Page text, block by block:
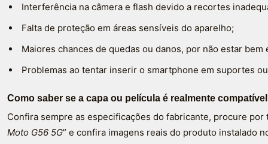
Interferência na câmera e flash devido a recortes
Falta de proteção em áreas sensíveis do aparelho;
Maiores chances de quedas ou danos, por não estar bem
Problemas ao tentar inserir o smartphone em suportes
Como saber se a capa ou película é realmente
Confira sempre as especificações do fabricante, procure por
Moto G56 5G” e confira imagens reais do produto instalado